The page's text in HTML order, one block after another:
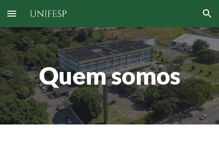
Skip to main content Skip to navigation
Quem somos